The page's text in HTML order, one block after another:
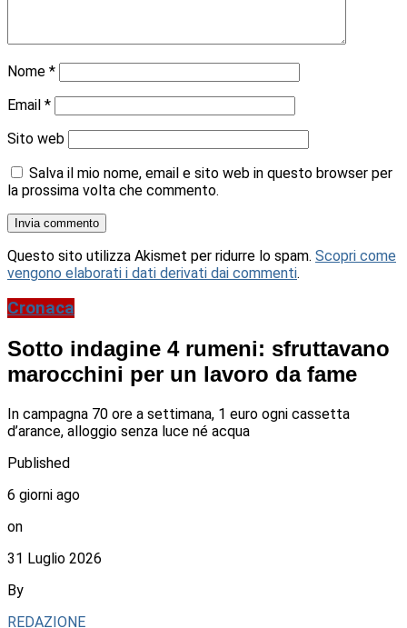
Nome *
Email *
Sito web
Salva il mio nome, email e sito web in questo browser per
la prossima volta che commento.
Questo sito utilizza Akismet per ridurre lo spam. Scopri come
vengono elaborati i dati derivati dai commenti.
Cronaca
Sotto indagine 4 rumeni: sfruttavano
marocchini per un lavoro da fame
In campagna 70 ore a settimana, 1 euro ogni cassetta
d’arance, alloggio senza luce né acqua
Published
6 giorni ago
on
31 Luglio 2026
By
REDAZIONE